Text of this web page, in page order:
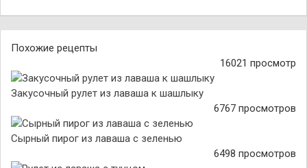
Похожие рецепты
16021 просмотр
Закусочный рулет из лаваша к шашлыку
6767 просмотров
Сырный пирог из лаваша с зеленью
6498 просмотров